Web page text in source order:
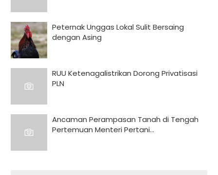
Peternak Unggas Lokal Sulit Bersaing
dengan Asing
RUU Ketenagalistrikan Dorong Privatisasi
PLN
Ancaman Perampasan Tanah di Tengah
Pertemuan Menteri Pertani...